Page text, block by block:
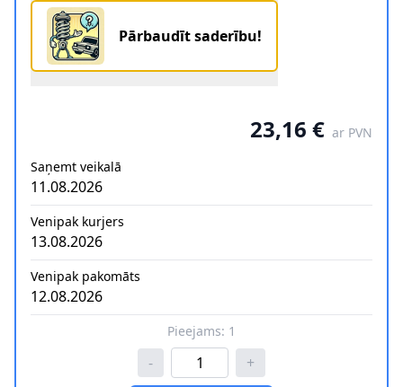
Pārbaudīt saderību!
23,16 € ar PVN
Saņemt veikalā
11.08.2026
Venipak kurjers
13.08.2026
Venipak pakomāts
12.08.2026
Pieejams: 1
- +